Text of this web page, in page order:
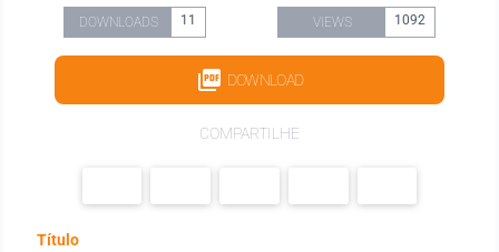
DOWNLOADS 11 VIEWS 1092
DOWNLOAD
COMPARTILHE
Título